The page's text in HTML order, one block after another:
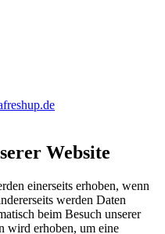
Website
einerseits erhoben, wenn
werden Daten
beim Besuch unserer
wird erhoben, um eine